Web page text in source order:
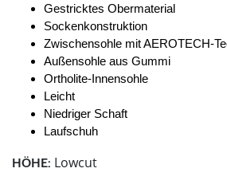
Gestricktes Obermaterial
Sockenkonstruktion
Zwischensohle mit AEROTECH-
Außensohle aus Gummi
Ortholite-Innensohle
Leicht
Niedriger Schaft
Laufschuh
HÖHE: Lowcut